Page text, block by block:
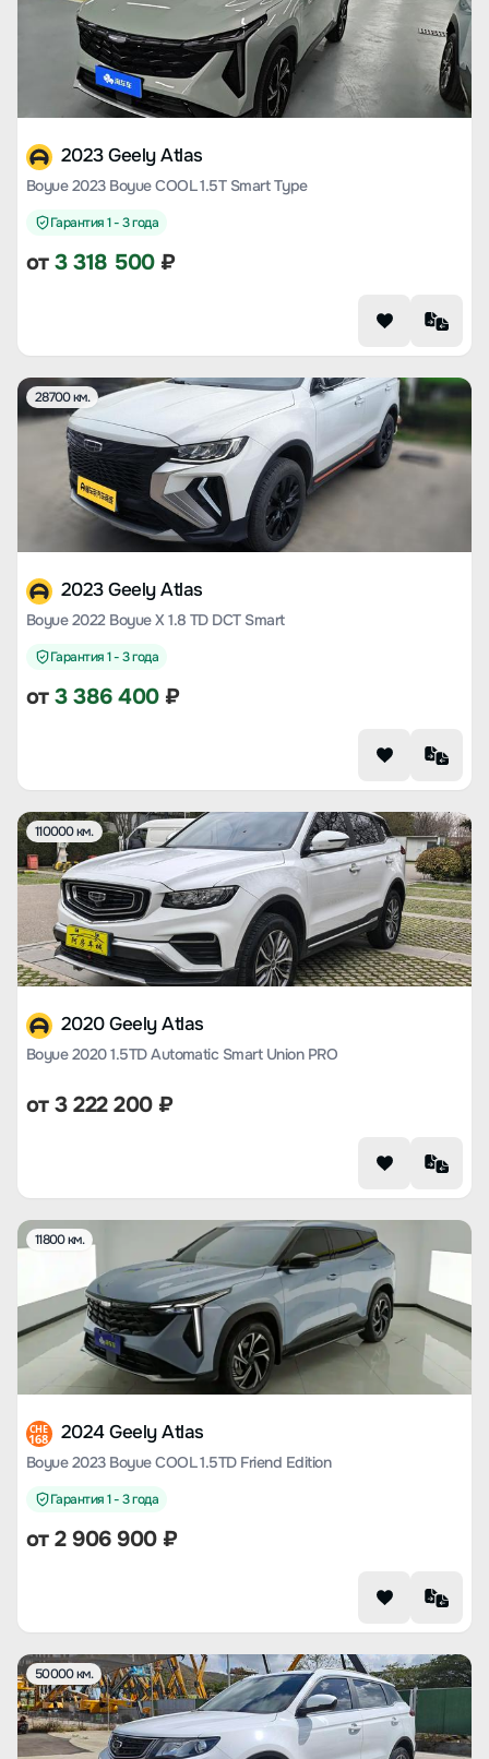
2023 Geely Atlas
Boyue 2023 Boyue COOL 1.5T Smart Type
Гарантия 1 - 3 года
от3 318 500₽
28700 км.
2023 Geely Atlas
Boyue 2022 Boyue X 1.8 TD DCT Smart
Гарантия 1 - 3 года
от3 386 400₽
110000 км.
2020 Geely Atlas
Boyue 2020 1.5TD Automatic Smart Union PRO
от3 222 200₽
11800 км.
CHE
168 2024 Geely Atlas
Boyue 2023 Boyue COOL 1.5TD Friend Edition
Гарантия 1 - 3 года
от2 906 900₽
50000 км.